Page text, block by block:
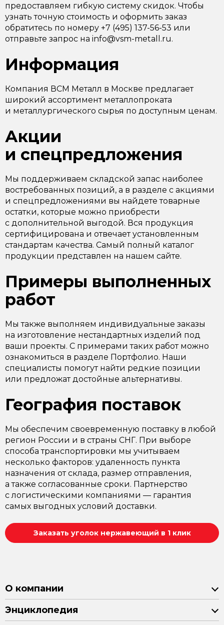
предоставляем гибкую систему скидок. Чтобы
узнать точную стоимость и оформить заказ
обратитесь по номеру +7 (495) 137-56-53 или
отправьте запрос на info@vsm-metall.ru.
Информация
Компания ВСМ Металл в Москве предлагает
широкий ассортимент металлопроката
и металлургического сырья по доступным ценам.
Акции
и спецпредложения
Мы поддерживаем складской запас наиболее
востребованных позиций, а в разделе с акциями
и спецпредложениями вы найдете товарные
остатки, которые можно приобрести
с дополнительной выгодой. Вся продукция
сертифицирована и отвечает установленным
стандартам качества. Самый полный каталог
продукции представлен на нашем сайте.
Примеры выполненных
работ
Мы также выполняем индивидуальные заказы
на изготовление нестандартных изделий под
ваши проекты. С примерами таких работ можно
ознакомиться в разделе Портфолио. Наши
специалисты помогут найти редкие позиции
или предложат достойные альтернативы.
География поставок
Мы обеспечим своевременную поставку в любой
регион России и в страны СНГ. При выборе
способа транспортировки мы учитываем
несколько факторов: удаленность пункта
назначения от склада, размер отправления,
а также согласованные сроки. Партнерство
с логистическими компаниями — гарантия
самых выгодных условий доставки.
Заказать уголок нержавеющий в 1 клик
О компании
Энциклопедия